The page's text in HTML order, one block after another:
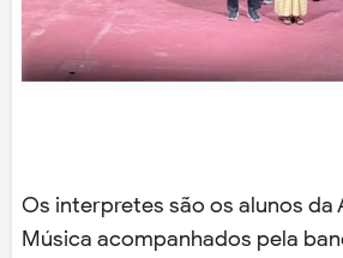
Os interpretes são os alunos da
Música acompanhados pela